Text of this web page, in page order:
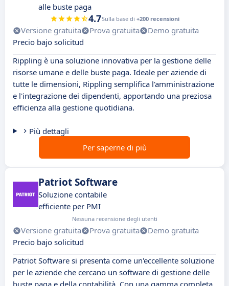
alle buste paga
4.7Sulla base di +200 recensioni
Versione gratuita Prova gratuita
Demo gratuita
Precio bajo solicitud
Rippling è una soluzione innovativa per la gestione delle
risorse umane e delle buste paga. Ideale per aziende di
tutte le dimensioni, Rippling semplifica l'amministrazione
e l'integrazione dei dipendenti, apportando una preziosa
efficienza alla gestione quotidiana.
Più dettagli
Per saperne di più
Patriot Software
Soluzione contabile
efficiente per PMI
Nessuna recensione degli utenti
Versione gratuita Prova gratuita
Demo gratuita
Precio bajo solicitud
Patriot Software si presenta come un'eccellente soluzione
per le aziende che cercano un software di gestione delle